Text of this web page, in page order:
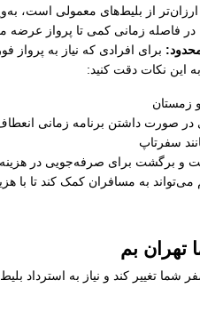
از بلیط‌های معمولی است،
در فاصله زمانی کمی تا پرواز
برای افرادی که نیاز به پرواز
این نکات دقت کنید:
زمستان
در صورت داشتن برنامه زمانی
سفرتاپ
و برگشت برای صرفه‌جویی در
به مسافران کمک کند تا با
تهران بم
تغییر کند و نیاز به استرداد